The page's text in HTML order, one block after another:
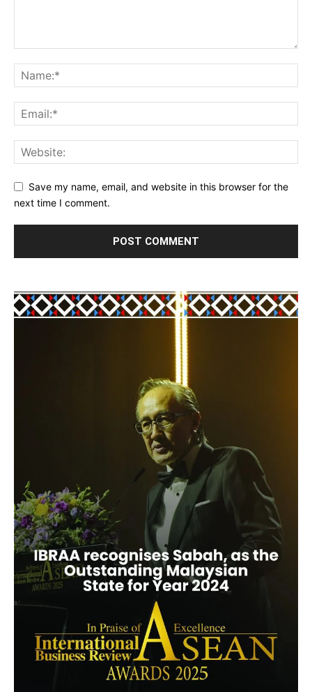
Save my name, email, and website in this browser for the
next time I comment.